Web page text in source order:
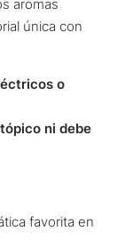
aromas
única con
o
ni debe
favorita en